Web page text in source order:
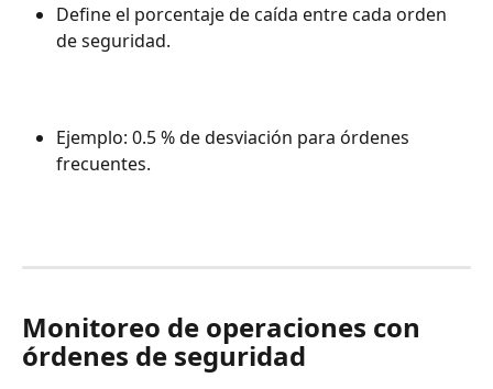
Define el porcentaje de caída entre cada orden
de seguridad.
Ejemplo: 0.5 % de desviación para órdenes
frecuentes.
Monitoreo de operaciones con
órdenes de seguridad